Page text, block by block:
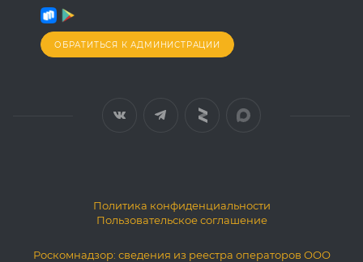
ОБРАТИТЬСЯ К АДМИНИСТРАЦИИ
Политика конфиденциальности
Пользовательское соглашение
Роскомнадзор: сведения из реестра операторов ООО